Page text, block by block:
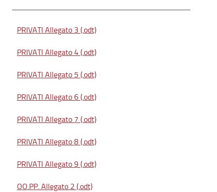
PRIVATI Allegato 3 (.odt)
PRIVATI Allegato 4 (.odt)
PRIVATI Allegato 5 (.odt)
PRIVATI Allegato 6 (.odt)
PRIVATI Allegato 7 (.odt)
PRIVATI Allegato 8 (.odt)
PRIVATI Allegato 9 (.odt)
OO.PP. Allegato 2 (.odt)